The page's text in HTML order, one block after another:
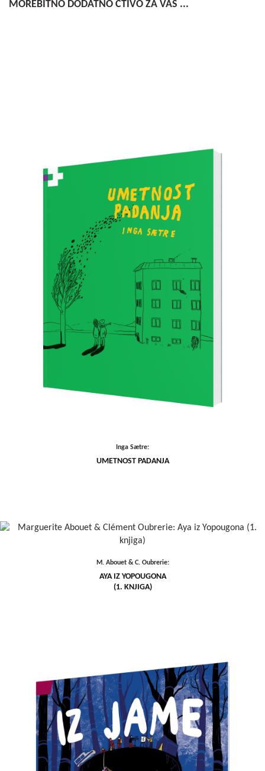
MOREBITNO DODATNO ČTIVO ZA VAS ...
Inga Sætre:
UMETNOST PADANJA
M. Abouet & C. Oubrerie:
AYA IZ YOPOUGONA
(1. KNJIGA)